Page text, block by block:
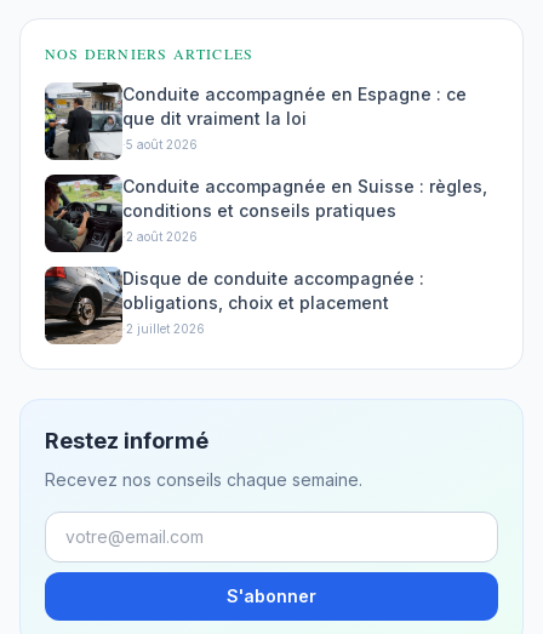
NOS DERNIERS ARTICLES
Conduite accompagnée en Espagne : ce
que dit vraiment la loi
·5 août 2026
Conduite accompagnée en Suisse : règles,
conditions et conseils pratiques
·2 août 2026
Disque de conduite accompagnée :
obligations, choix et placement
·2 juillet 2026
Restez informé
Recevez nos conseils chaque semaine.
S'abonner